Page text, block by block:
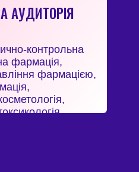
АУДИТОРІЯ
контрольна
фармація,
фармацією,